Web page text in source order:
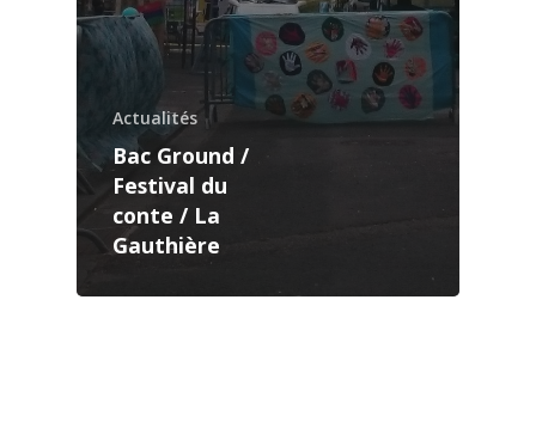
Actualités
Bac Ground /
Festival du
conte / La
Gauthière